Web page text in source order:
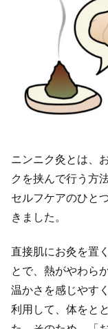
ニンニク灸とは、
クを挟んで行う方
セルフケアのひと
きました。
直接肌にお灸を置
とで、熱がやわら
温かさを感じやす
利用して、体をと